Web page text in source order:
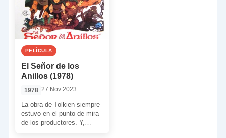
PELÍCULA
El Señor de los
Anillos (1978)
1978 27 Nov 2023
La obra de Tolkien siempre
estuvo en el punto de mira
de los productores. Y,